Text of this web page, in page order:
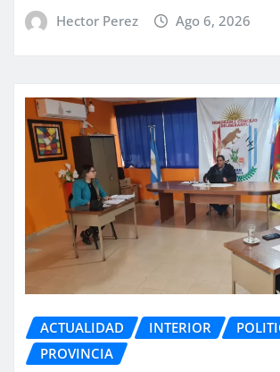
Hector Perez Ago 6, 2026
ACTUALIDAD INTERIOR
PROVINCIA